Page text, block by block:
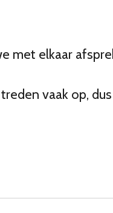
met elkaar
vaak op,